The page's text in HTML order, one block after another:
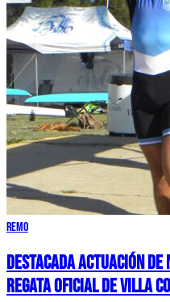
Remo
DESTACADA ACTUACIÓN
REGATA OFICIAL DE VILLA